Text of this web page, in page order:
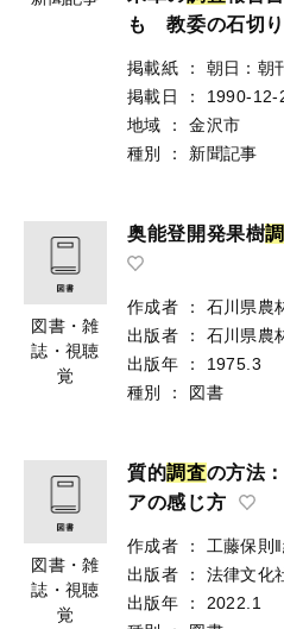
も 教委の石切
掲載紙 ：
朝日：朝
掲載日
：
1990-12-
地域
：
金沢市
種別
： 新聞記事
図書・雑
誌・視聴
覚
奥能登開発果樹
作成者 ：
石川県農
出版者
：
石川県農
出版年
：
1975.3
種別
： 図書
図書・雑
誌・視聴
覚
質的調査の方法
アの感じ方
作成者 ： 工藤保則
出版者
：
法律文化
出版年
：
2022.1